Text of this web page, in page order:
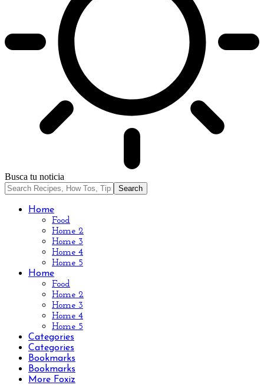
Busca tu noticia
Home
Food
Home 2
Home 3
Home 4
Home 5
Home
Food
Home 2
Home 3
Home 4
Home 5
Categories
Categories
Bookmarks
Bookmarks
More Foxiz